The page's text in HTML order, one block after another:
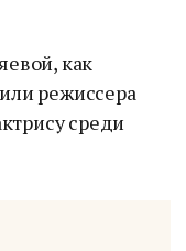
как
режиссера
среди